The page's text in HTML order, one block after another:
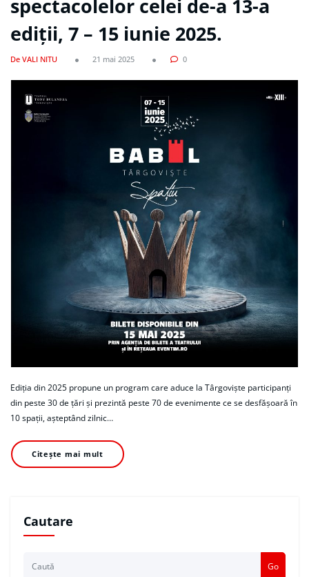
spectacolelor celei de-a 13-a
ediții, 7 – 15 iunie 2025.
De VALI NITU 21 mai 2025 0
Ediția din 2025 propune un program care aduce la Târgoviște participanţi
din peste 30 de ţări şi prezintă peste 70 de evenimente ce se desfăşoară în
10 spaţii, aşteptând zilnic…
Citește mai mult
Cautare
Go